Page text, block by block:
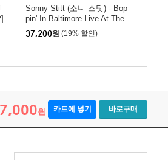
Sonny Stitt (소니 스팃) - Bop
pin' In Baltimore Live At The
Left Bank: 1973년 볼티모어
미공개 레코딩
37,200원 (19% 할인)
원 카트에 넣기 바로구매